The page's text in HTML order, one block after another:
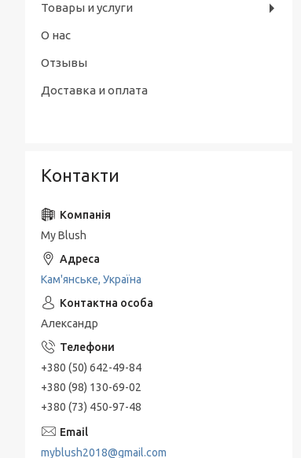
Товары и услуги
О нас
Отзывы
Доставка и оплата
Контакти
My Blush
Кам'янське, Україна
Александр
+380 (50) 642-49-84
+380 (98) 130-69-02
+380 (73) 450-97-48
myblush2018@gmail.com